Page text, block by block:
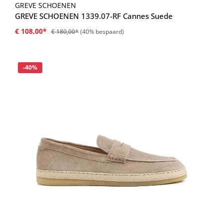
GREVE SCHOENEN
GREVE SCHOENEN 1339.07-RF Cannes Suede
€ 108,00* € 180,00*(40% bespaard)
Korting
-40%